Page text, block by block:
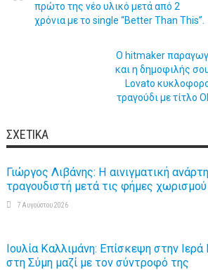
πρώτο της νέο υλικό μετά από 2
χρόνια με το single “Better Than This”.
Ο hitmaker
και η δημοφιλής
Lovato
τραγούδι με τίτλο
ΣΧΕΤΙΚΆ
Γιώργος Λιβάνης: Η αινιγματική
τραγουδιστή μετά τις φήμες
7 Αυγούστου 2026
Ιουλία Καλλιμάνη: Επίσκεψη στην
στη Σύμη μαζί με τον σύντροφό της